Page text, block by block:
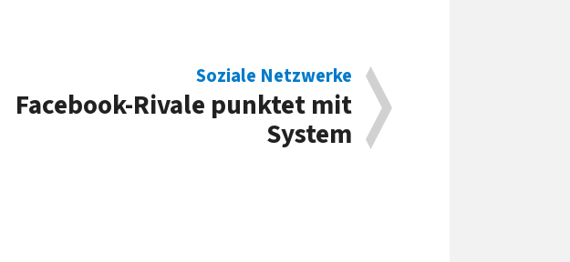
Soziale Netzwerke
Facebook-Rivale punktet mit
System